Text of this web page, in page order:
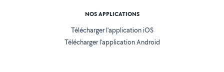
NOS APPLICATIONS
Télécharger l’application iOS
Télécharger l’application Android